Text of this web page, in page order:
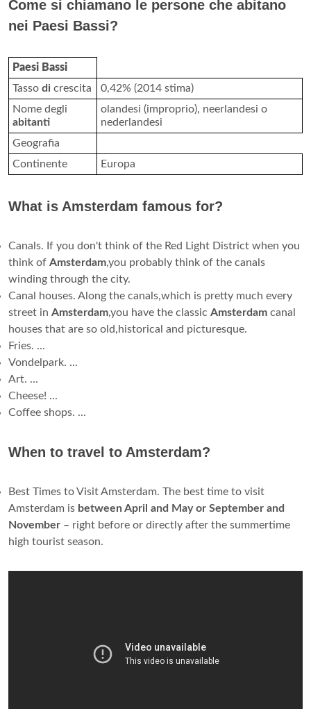
Come si chiamano le persone che abitano
nei Paesi Bassi?
Paesi Bassi
Tasso di crescita
0,42% (2014 stima)
Nome degli
abitanti
olandesi (improprio), neerlandesi o
nederlandesi
Geografia
Continente
Europa
What is Amsterdam famous for?
Canals. If you don't think of the Red Light District when you
think of Amsterdam,you probably think of the canals
winding through the city.
Canal houses. Along the canals,which is pretty much every
street in Amsterdam,you have the classic Amsterdam canal
houses that are so old,historical and picturesque.
Fries. ...
Vondelpark. ...
Art. ...
Cheese! ...
Coffee shops. ...
When to travel to Amsterdam?
Best Times to Visit Amsterdam. The best time to visit
Amsterdam is between April and May or September and
November – right before or directly after the summertime
high tourist season.